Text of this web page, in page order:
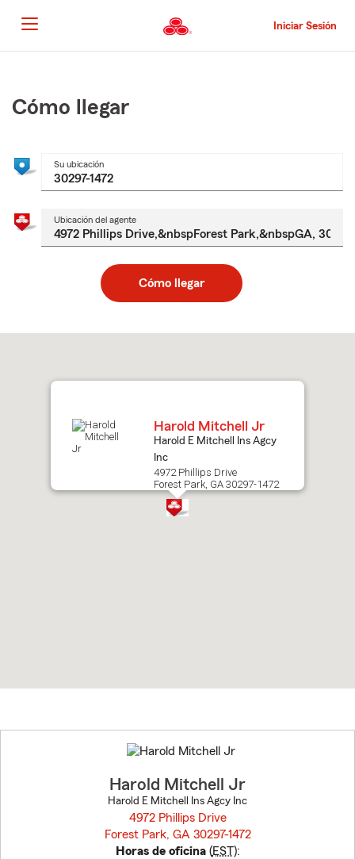
al
contenido
principal
Iniciar Sesión
principal
Cómo llegar
Su ubicación
Ubicación del agente
Cómo llegar
to
Harold Mitchell Jr
Harold E Mitchell Ins Agcy
Inc
4972 Phillips Drive
Forest Park, GA 30297-1472
to
before
Harold Mitchell Jr
Harold E Mitchell Ins Agcy Inc
4972 Phillips Drive
Forest Park, GA 30297-1472
Horas de oficina(EST):